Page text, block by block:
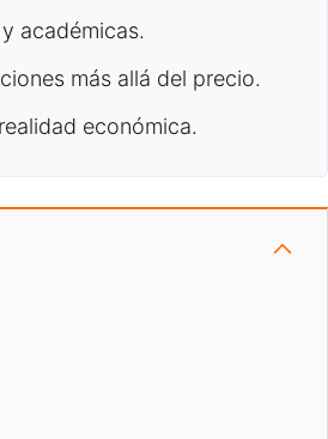
académicas.
más allá del precio.
económica.